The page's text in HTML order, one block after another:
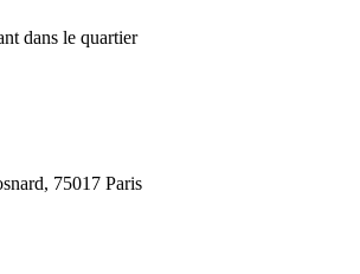
dans le quartier
75017 Paris